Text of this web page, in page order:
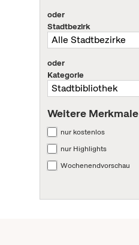
oder
Stadtbezirk
oder
Kategorie
Weitere Merkmale
nur kostenlos
nur Highlights
Wochenendvorschau